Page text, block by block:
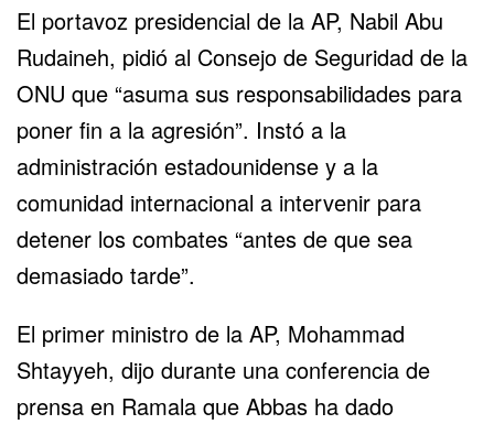
El portavoz presidencial de la AP, Nabil Abu
Rudaineh, pidió al Consejo de Seguridad de la
ONU que “asuma sus responsabilidades para
poner fin a la agresión”. Instó a la
administración estadounidense y a la
comunidad internacional a intervenir para
detener los combates “antes de que sea
demasiado tarde”.
El primer ministro de la AP, Mohammad
Shtayyeh, dijo durante una conferencia de
prensa en Ramala que Abbas ha dado